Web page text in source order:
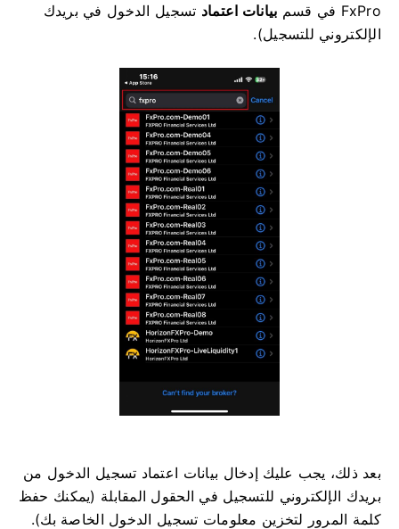
FxPro في قسم
بيانات اعتماد تسجيل الدخول في بريدك
الإلكتروني للتسجيل).
بعد ذلك، يجب عليك إدخال بيانات اعتماد تسجيل الدخول من
بريدك الإلكتروني للتسجيل في الحقول المقابلة (يمكنك حفظ
كلمة المرور لتخزين معلومات تسجيل الدخول الخاصة بك).